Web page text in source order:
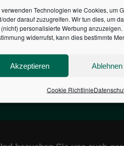
verwenden Technologien wie Cookies, um
oder darauf zuzugreifen. Wir tun dies, um
personalisierte Werbung
widerrufst, kann dies bestimmte
Akzeptieren Ablehnen
Cookie Richtlinie
DES
€